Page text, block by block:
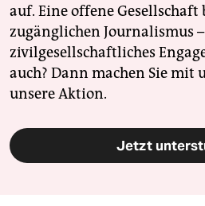
auf. Eine offene
zugänglichen Journalismus
zivilgesellschaftliches
auch? Dann machen Sie mit
unsere Aktion.
Jetzt